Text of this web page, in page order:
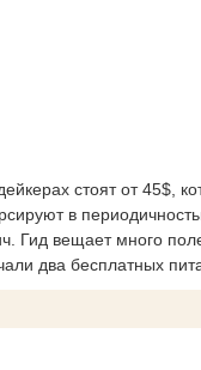
стоят от 45$,
в
Гид вещает много
два бесплатных